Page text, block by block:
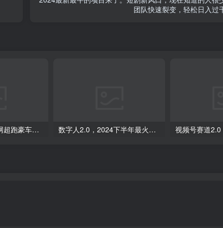
团队快速裂变，轻松日入过
外面收费398元外网超跑豪车汽车视频搬运至快手抖音上热门项目 数字人2.0，2024下半年最火项目，无限免费生成视频，可实现任何场景，用任何形象，任何声音，说任何话，5分钟生成一条原创口播视频。